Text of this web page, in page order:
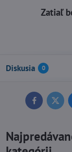
Zatiaľ
Diskusia 0
Facebook